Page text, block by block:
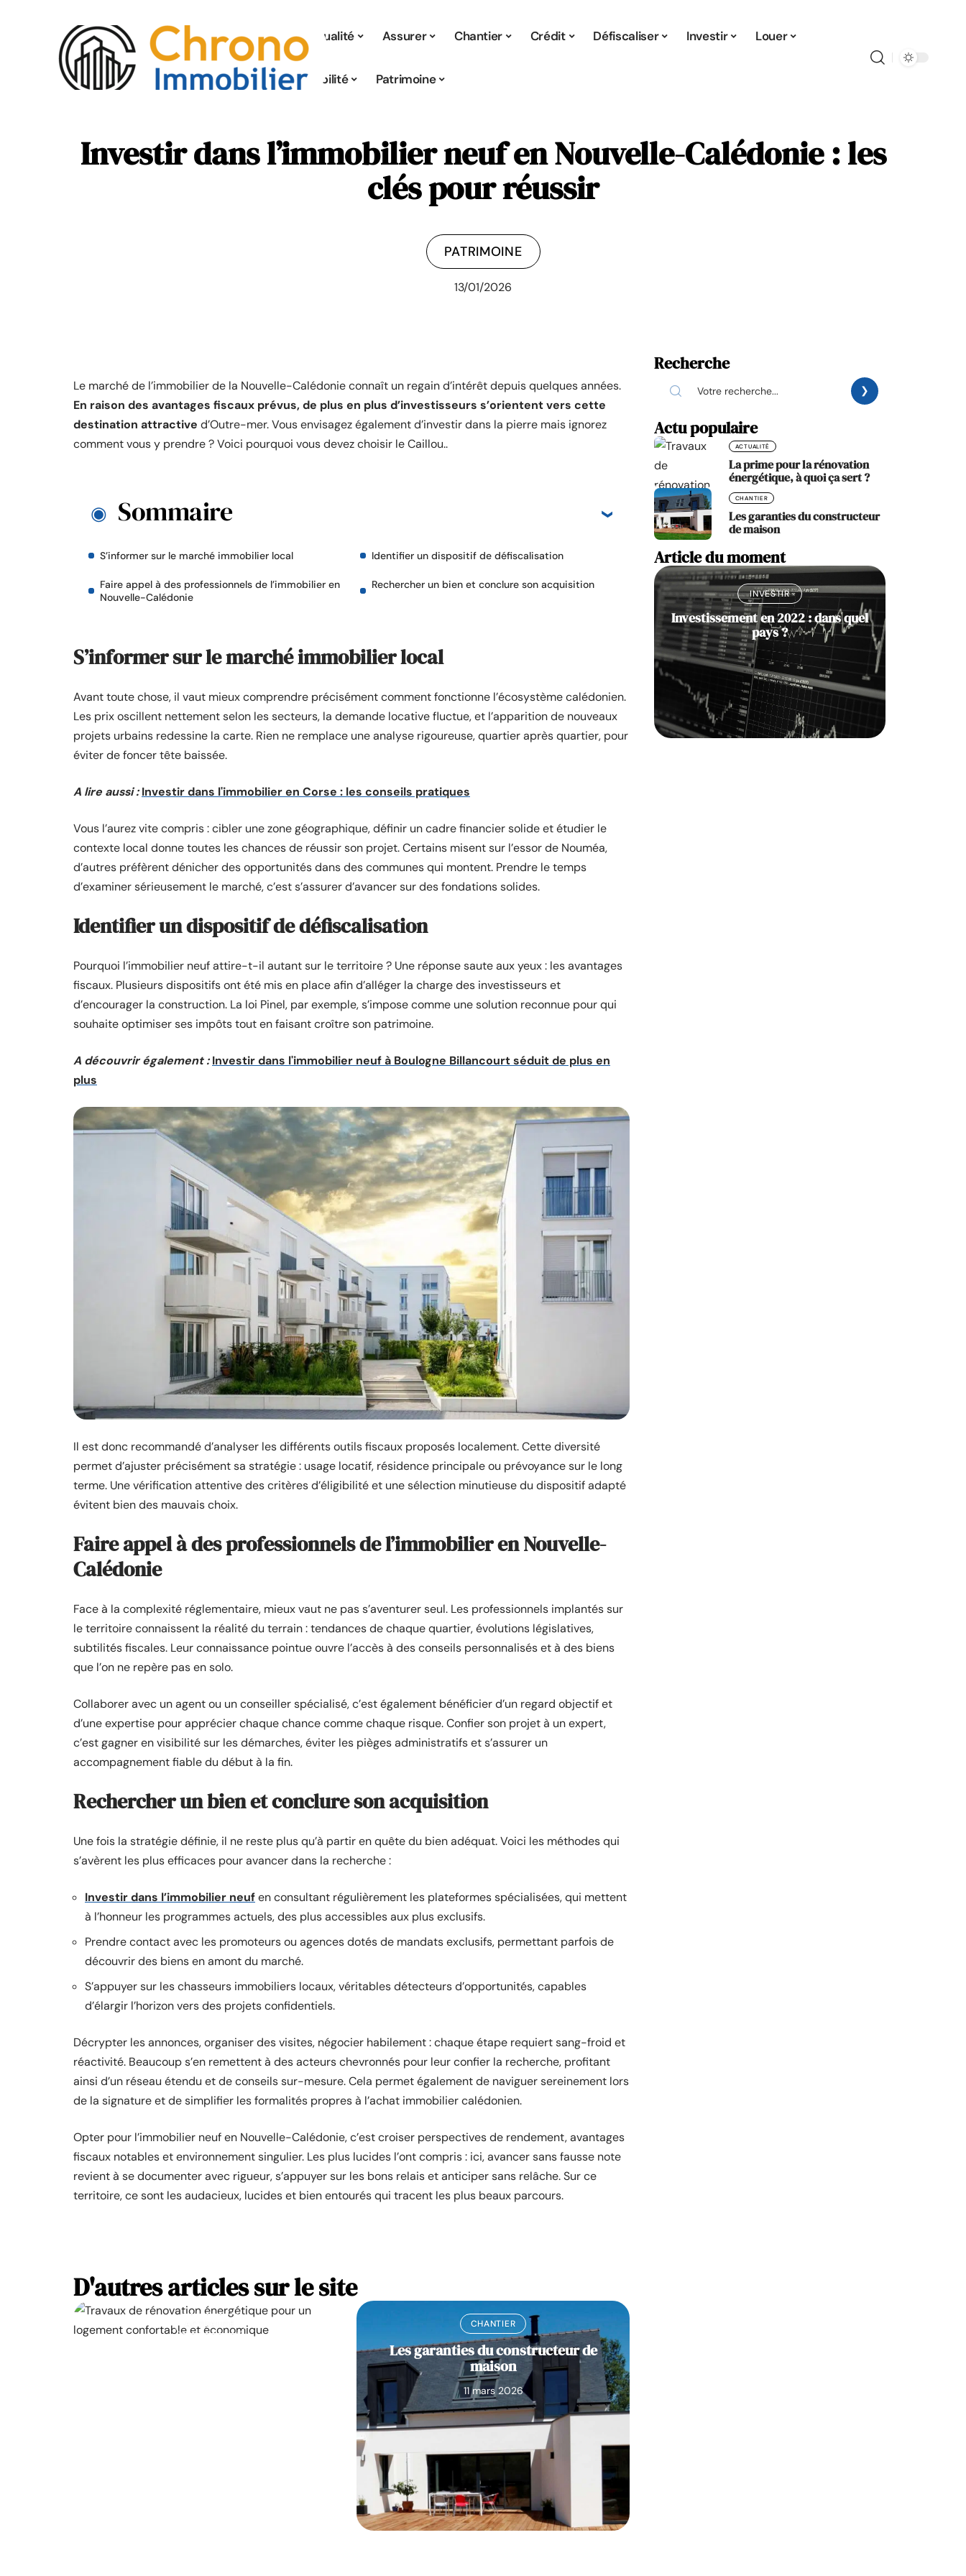
Actualité Assurer Chantier Crédit Défiscaliser Investir Louer
Mobilité Patrimoine
Investir dans l’immobilier neuf en Nouvelle-Calédonie : les
clés pour réussir
PATRIMOINE
13/01/2026
Le marché de l’immobilier de la Nouvelle-Calédonie connaît un regain d’intérêt depuis quelques années.
En raison des avantages fiscaux prévus, de plus en plus d’investisseurs s’orientent vers cette
destination attractive d’Outre-mer. Vous envisagez également d’investir dans la pierre mais ignorez
comment vous y prendre ? Voici pourquoi vous devez choisir le Caillou..
Sommaire
S’informer sur le marché immobilier local Identifier un dispositif de défiscalisation
Faire appel à des professionnels de l’immobilier en
Nouvelle-Calédonie
Rechercher un bien et conclure son acquisition
S’informer sur le marché immobilier local
Avant toute chose, il vaut mieux comprendre précisément comment fonctionne l’écosystème calédonien.
Les prix oscillent nettement selon les secteurs, la demande locative fluctue, et l’apparition de nouveaux
projets urbains redessine la carte. Rien ne remplace une analyse rigoureuse, quartier après quartier, pour
éviter de foncer tête baissée.
A lire aussi : Investir dans l'immobilier en Corse : les conseils pratiques
Vous l’aurez vite compris : cibler une zone géographique, définir un cadre financier solide et étudier le
contexte local donne toutes les chances de réussir son projet. Certains misent sur l’essor de Nouméa,
d’autres préfèrent dénicher des opportunités dans des communes qui montent. Prendre le temps
d’examiner sérieusement le marché, c’est s’assurer d’avancer sur des fondations solides.
Identifier un dispositif de défiscalisation
Pourquoi l’immobilier neuf attire-t-il autant sur le territoire ? Une réponse saute aux yeux : les avantages
fiscaux. Plusieurs dispositifs ont été mis en place afin d’alléger la charge des investisseurs et
d’encourager la construction. La loi Pinel, par exemple, s’impose comme une solution reconnue pour qui
souhaite optimiser ses impôts tout en faisant croître son patrimoine.
A découvrir également : Investir dans l'immobilier neuf à Boulogne Billancourt séduit de plus en
plus
Il est donc recommandé d’analyser les différents outils fiscaux proposés localement. Cette diversité
permet d’ajuster précisément sa stratégie : usage locatif, résidence principale ou prévoyance sur le long
terme. Une vérification attentive des critères d’éligibilité et une sélection minutieuse du dispositif adapté
évitent bien des mauvais choix.
Faire appel à des professionnels de l’immobilier en Nouvelle-
Calédonie
Face à la complexité réglementaire, mieux vaut ne pas s’aventurer seul. Les professionnels implantés sur
le territoire connaissent la réalité du terrain : tendances de chaque quartier, évolutions législatives,
subtilités fiscales. Leur connaissance pointue ouvre l’accès à des conseils personnalisés et à des biens
que l’on ne repère pas en solo.
Collaborer avec un agent ou un conseiller spécialisé, c’est également bénéficier d’un regard objectif et
d’une expertise pour apprécier chaque chance comme chaque risque. Confier son projet à un expert,
c’est gagner en visibilité sur les démarches, éviter les pièges administratifs et s’assurer un
accompagnement fiable du début à la fin.
Rechercher un bien et conclure son acquisition
Une fois la stratégie définie, il ne reste plus qu’à partir en quête du bien adéquat. Voici les méthodes qui
s’avèrent les plus efficaces pour avancer dans la recherche :
Investir dans l’immobilier neufen consultant régulièrement les plateformes spécialisées, qui mettent
à l’honneur les programmes actuels, des plus accessibles aux plus exclusifs.
Prendre contact avec les promoteurs ou agences dotés de mandats exclusifs, permettant parfois de
découvrir des biens en amont du marché.
S’appuyer sur les chasseurs immobiliers locaux, véritables détecteurs d’opportunités, capables
d’élargir l’horizon vers des projets confidentiels.
Décrypter les annonces, organiser des visites, négocier habilement : chaque étape requiert sang-froid et
réactivité. Beaucoup s’en remettent à des acteurs chevronnés pour leur confier la recherche, profitant
ainsi d’un réseau étendu et de conseils sur-mesure. Cela permet également de naviguer sereinement lors
de la signature et de simplifier les formalités propres à l’achat immobilier calédonien.
Opter pour l’immobilier neuf en Nouvelle-Calédonie, c’est croiser perspectives de rendement, avantages
fiscaux notables et environnement singulier. Les plus lucides l’ont compris : ici, avancer sans fausse note
revient à se documenter avec rigueur, s’appuyer sur les bons relais et anticiper sans relâche. Sur ce
territoire, ce sont les audacieux, lucides et bien entourés qui tracent les plus beaux parcours.
D'autres articles sur le site
ACTUALITÉ CHANTIER
Les garanties du constructeur de
maison
11 mars 2026
Recherche
Actu populaire
ACTUALITÉ
La prime pour la rénovation
énergétique, à quoi ça sert ?
CHANTIER
Les garanties du constructeur
de maison
Article du moment
INVESTIR
Investissement en 2022 : dans quel
pays ?